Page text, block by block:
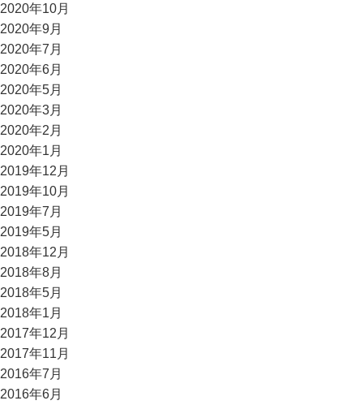
2020年10月
2020年9月
2020年7月
2020年6月
2020年5月
2020年3月
2020年2月
2020年1月
2019年12月
2019年10月
2019年7月
2019年5月
2018年12月
2018年8月
2018年5月
2018年1月
2017年12月
2017年11月
2016年7月
2016年6月